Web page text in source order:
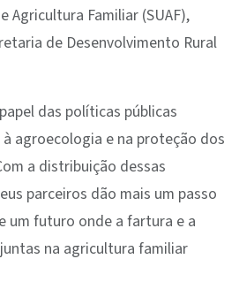
Agricultura Familiar (SUAF),
de Desenvolvimento Rural
das políticas públicas
agroecologia e na proteção dos
a distribuição dessas
parceiros dão mais um passo
um futuro onde a fartura e a
na agricultura familiar